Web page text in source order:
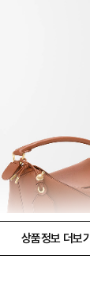
상품정보 더보기